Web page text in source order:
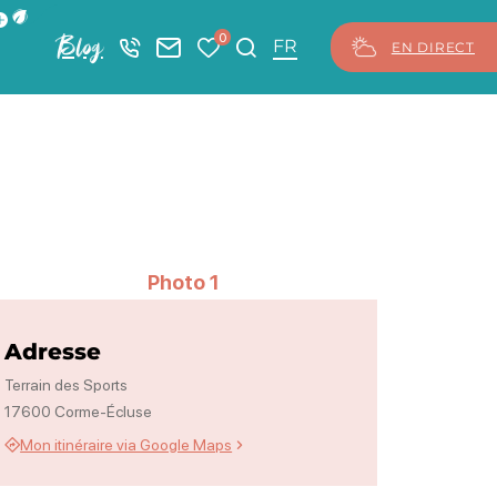
la barre de navigation du mode éco
Blog +33 5 46 08 21 00
Nous contacter
Mes favoris
0 Je recherche
FR EN DIRECT
Photo 1
Adresse
Terrain des Sports
17600 Corme-Écluse
Mon itinéraire via Google Maps